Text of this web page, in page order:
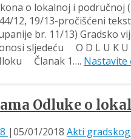
o lokalnoj i
12, 19/13-pročišćeni
br. 11/13) Gradsko
sljedeću O D L U K
Iloku Članak 1…. Nastavite
Odluke o
|05/01/2018 Akti